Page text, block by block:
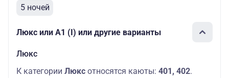
5 ночей
Люкс или А1 (I) или другие варианты
Люкс
К категории Люкс относятся каюты: 401, 402.